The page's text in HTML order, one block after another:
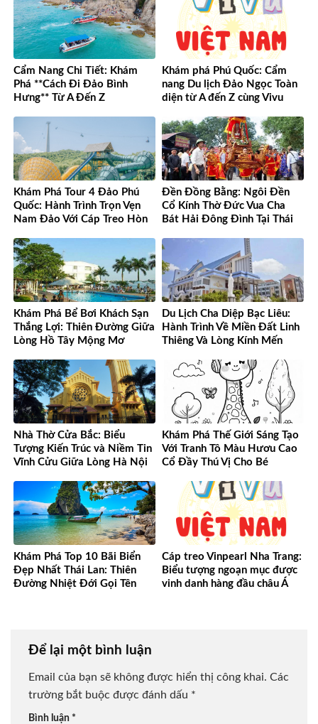
Cẩm Nang Chi Tiết: Khám
Phá **Cách Đi Đảo Bình
Hưng** Từ A Đến Z
Khám phá Phú Quốc: Cẩm
nang Du lịch Đảo Ngọc Toàn
diện từ A đến Z cùng Vivu
Khám Phá Tour 4 Đảo Phú
Quốc: Hành Trình Trọn Vẹn
Nam Đảo Với Cáp Treo Hòn
Đền Đồng Bằng: Ngôi Đền
Cổ Kính Thờ Đức Vua Cha
Bát Hải Đông Đình Tại Thái
Khám Phá Bể Bơi Khách Sạn
Thắng Lợi: Thiên Đường Giữa
Lòng Hồ Tây Mộng Mơ
Du Lịch Cha Diệp Bạc Liêu:
Hành Trình Về Miền Đất Linh
Thiêng Và Lòng Kính Mến
Nhà Thờ Cửa Bắc: Biểu
Tượng Kiến Trúc và Niềm Tin
Vĩnh Cửu Giữa Lòng Hà Nội
Khám Phá Thế Giới Sáng Tạo
Với Tranh Tô Màu Hươu Cao
Cổ Đầy Thú Vị Cho Bé
Khám Phá Top 10 Bãi Biển
Đẹp Nhất Thái Lan: Thiên
Đường Nhiệt Đới Gọi Tên
Cáp treo Vinpearl Nha Trang:
Biểu tượng ngoạn mục được
vinh danh hàng đầu châu Á
Để lại một bình luận
Email của bạn sẽ không được hiển thị công khai. Các
trường bắt buộc được đánh dấu *
Bình luận *